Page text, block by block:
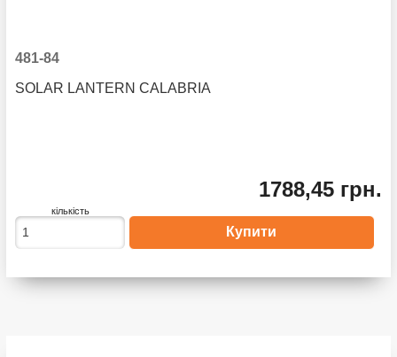
481-84
SOLAR LANTERN CALABRIA
1788,45 грн.
кількість